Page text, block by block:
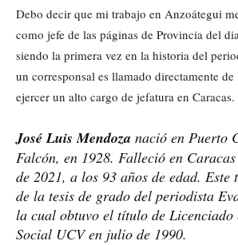
Debo decir que mi trabajo en Anzoátegui
como jefe de las páginas de Provincia del
siendo la primera vez en la historia del
un corresponsal es llamado directamente
ejercer un alto cargo de jefatura en Caracas.
José Luis Mendoza nació en Puerto
Falcón, en 1928. Falleció en
de 2021, a los 93 años de edad. Este
de la tesis de grado del periodista
la cual obtuvo el título de Licenciado
Social UCV en julio de 1990.